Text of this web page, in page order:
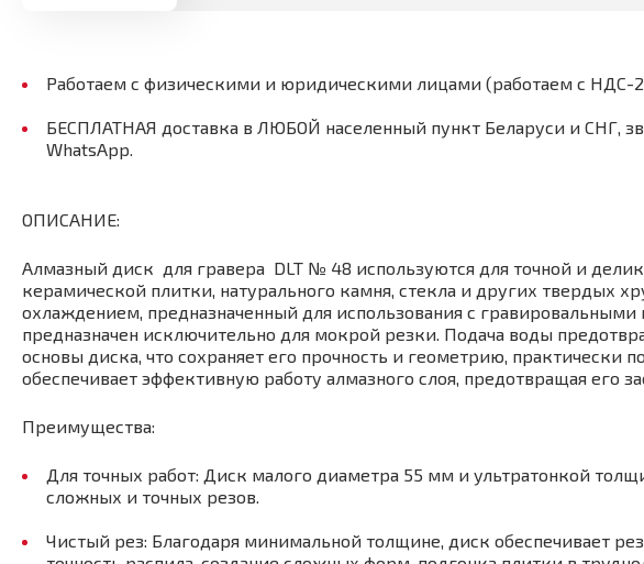
Работаем с физическими и юридическими лицами (работаем с НДС-
БЕСПЛАТНАЯ доставка в ЛЮБОЙ населенный пункт Беларуси и СНГ,
WhatsApp.
ОПИСАНИЕ:
Алмазный диск для гравера DLT № 48 используются для точной и
керамической плитки, натурального камня, стекла и других твердых
охлаждением, предназначенный для использования с
предназначен исключительно для мокрой резки. Подача воды
основы диска, что сохраняет его прочность и геометрию, практически
обеспечивает эффективную работу алмазного слоя, предотвращая его
Преимущества:
Для точных работ: Диск малого диаметра 55 мм и ультратонкой
сложных и точных резов.
Чистый рез: Благодаря минимальной толщине, диск обеспечивает